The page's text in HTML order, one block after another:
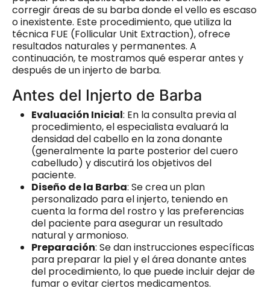
corregir áreas de su barba donde el vello es escaso
o inexistente. Este procedimiento, que utiliza la
técnica FUE (Follicular Unit Extraction), ofrece
resultados naturales y permanentes. A
continuación, te mostramos qué esperar antes y
después de un injerto de barba.
Antes del Injerto de Barba
Evaluación Inicial: En la consulta previa al
procedimiento, el especialista evaluará la
densidad del cabello en la zona donante
(generalmente la parte posterior del cuero
cabelludo) y discutirá los objetivos del
paciente.
Diseño de la Barba: Se crea un plan
personalizado para el injerto, teniendo en
cuenta la forma del rostro y las preferencias
del paciente para asegurar un resultado
natural y armonioso.
Preparación: Se dan instrucciones específicas
para preparar la piel y el área donante antes
del procedimiento, lo que puede incluir dejar de
fumar o evitar ciertos medicamentos.